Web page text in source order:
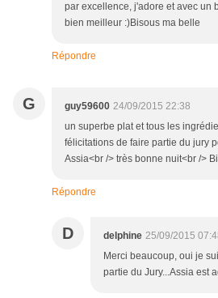
par excellence, j'adore et avec un
bien meilleur :)Bisous ma belle
Répondre
G guy59600 24/09/2015 22:38
un superbe plat et tous les
félicitations de faire partie du jury
Assia<br /> très bonne nuit<br />
Répondre
D delphine 25/09/2015
Merci beaucoup, oui je
partie du Jury...Assia est